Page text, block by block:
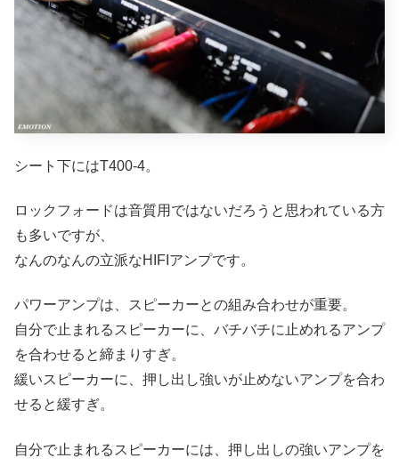
シート下にはT400-4。
ロックフォードは音質用ではないだろうと思われている方
も多いですが、
なんのなんの立派なHIFIアンプです。
パワーアンプは、スピーカーとの組み合わせが重要。
自分で止まれるスピーカーに、バチバチに止めれるアンプ
を合わせると締まりすぎ。
緩いスピーカーに、押し出し強いが止めないアンプを合わ
せると緩すぎ。
自分で止まれるスピーカーには、押し出しの強いアンプを